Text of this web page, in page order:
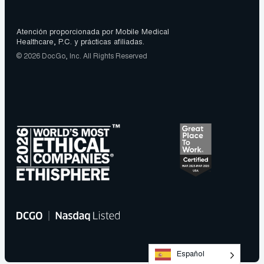
Atención proporcionada por Mobile Medical
Healthcare, P.C. y prácticas afiliadas.
© 2026 DocGo, Inc. All Rights Reserved
Español